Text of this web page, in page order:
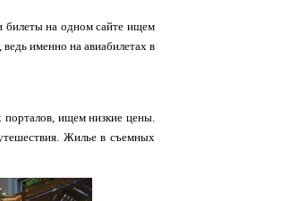
билеты на одном сайте ищем
именно на авиабилетах в
порталов, ищем низкие цены.
Жилье в съемных